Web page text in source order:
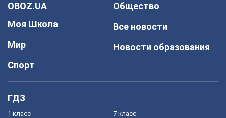
OBOZ.UA
Моя Школа
Мир
Спорт
Общество
Все новости
Новости образования
ГДЗ
1 класс 7 класс